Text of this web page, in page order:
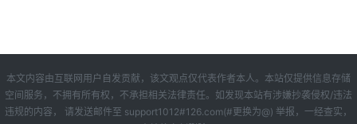
本文内容由互联网用户自发贡献，该文观点仅代表作者本人。本站仅提供信息存储
空间服务，不拥有所有权，不承担相关法律责任。如发现本站有涉嫌抄袭侵权/违法
违规的内容， 请发送邮件至 support1012#126.com(#更换为@) 举报，一经查实，